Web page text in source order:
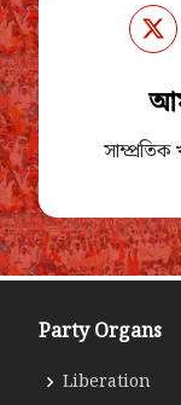
Party Organs
Liberation